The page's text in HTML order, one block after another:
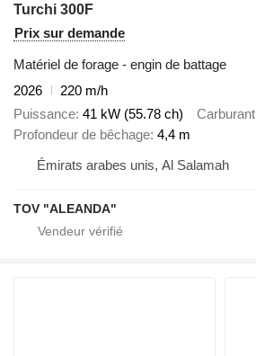
Turchi 300F
Prix sur demande
Matériel de forage - engin de battage
2026
220 m/h
Puissance 41 kW (55.78 ch) Carburant
Profondeur de bêchage 4,4 m
Émirats arabes unis, Al Salamah
TOV "ALEANDA"